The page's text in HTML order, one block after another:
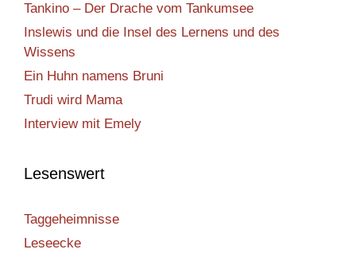
Tankino – Der Drache vom Tankumsee
Inslewis und die Insel des Lernens und des
Wissens
Ein Huhn namens Bruni
Trudi wird Mama
Interview mit Emely
Lesenswert
Taggeheimnisse
Leseecke